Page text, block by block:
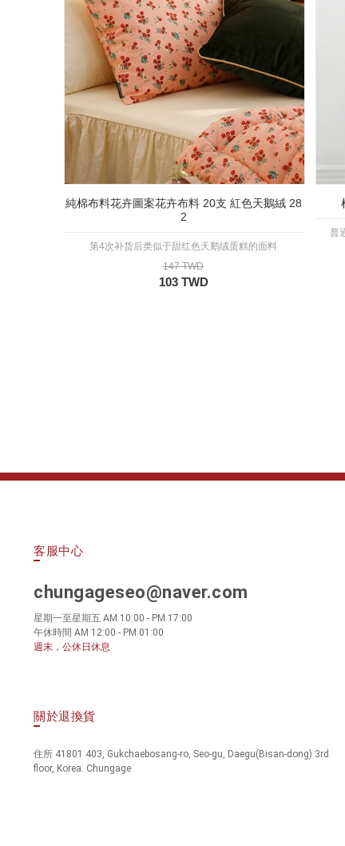
純棉布料花卉圖案花卉布料 20支 紅色天鵝絨 28
2
第4次补货后类似于甜红色天鹅绒蛋糕的面料
147 TWD
103 TWD
普
客服中心
chungageseo@naver.com
星期一至星期五 AM 10:00 - PM 17:00
午休時間 AM 12:00 - PM 01:00
週末，公休日休息
關於退換貨
住所 41801 403, Gukchaebosang-ro, Seo-gu, Daegu(Bisan-dong) 3rd
floor, Korea. Chungage